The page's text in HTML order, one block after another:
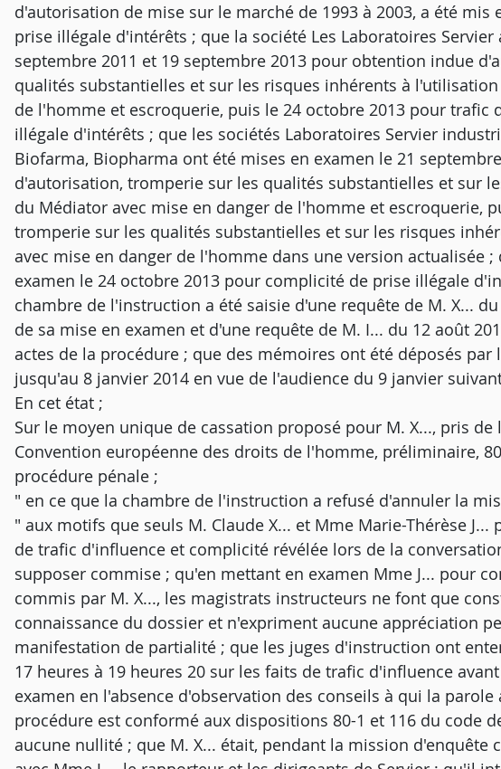
d'autorisation de mise sur le marché de 1993 à 2003, a été
prise illégale d'intérêts ; que la société Les Laboratoires Servier
septembre 2011 et 19 septembre 2013 pour obtention indue
qualités substantielles et sur les risques inhérents à
de l'homme et escroquerie, puis le 24 octobre 2013 pour
illégale d'intérêts ; que les sociétés Laboratoires Servier
Biofarma, Biopharma ont été mises en examen le 21
d'autorisation, tromperie sur les qualités substantielles et sur
du Médiator avec mise en danger de l'homme et escroquerie,
tromperie sur les qualités substantielles et sur les risques
avec mise en danger de l'homme dans une version actualisée
examen le 24 octobre 2013 pour complicité de prise illégale
chambre de l'instruction a été saisie d'une requête de M. X...
de sa mise en examen et d'une requête de M. I... du 12 août
actes de la procédure ; que des mémoires ont été déposés par
jusqu'au 8 janvier 2014 en vue de l'audience du 9 janvier
En cet état ;
Sur le moyen unique de cassation proposé pour M. X..., pris
Convention européenne des droits de l'homme, préliminaire,
procédure pénale ;
" en ce que la chambre de l'instruction a refusé d'annuler la
" aux motifs que seuls M. Claude X... et Mme Marie-Thérèse
de trafic d'influence et complicité révélée lors de la
supposer commise ; qu'en mettant en examen Mme J... pour
commis par M. X..., les magistrats instructeurs ne font que
connaissance du dossier et n'expriment aucune appréciation
manifestation de partialité ; que les juges d'instruction ont
17 heures à 19 heures 20 sur les faits de trafic d'influence
examen en l'absence d'observation des conseils à qui la
procédure est conformé aux dispositions 80-1 et 116 du code
aucune nullité ; que M. X... était, pendant la mission d'enquête